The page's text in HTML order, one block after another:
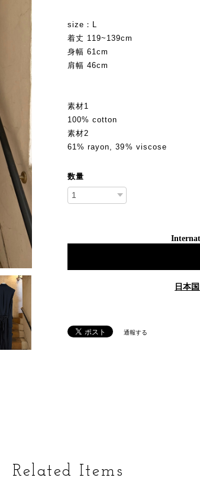
size：L
着丈 119~139cm
身幅 61cm
肩幅 46cm
素材1
100% cotton
素材2
61% rayon, 39% viscose
数量
日本
通報する
Related Items